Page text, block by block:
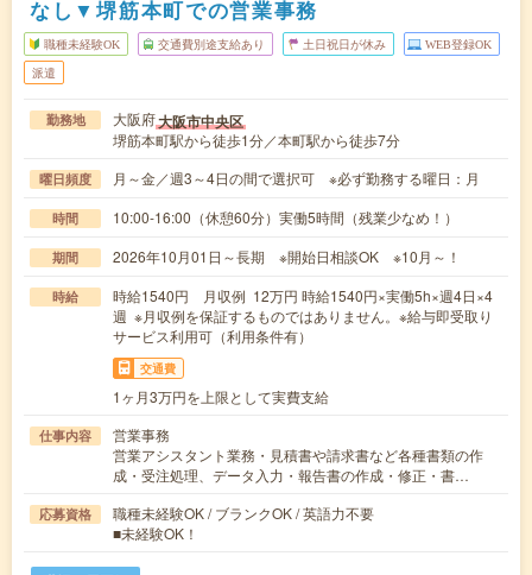
なし▼堺筋本町での営業事務
職種未経験OK 交通費別途支給あり 土日祝日が休み WEB登録OK
派遣
勤務地 大阪府大阪市中央区
堺筋本町駅から徒歩1分／本町駅から徒歩7分
曜日頻度 月～金／週3～4日の間で選択可 ※必ず勤務する曜日：月
時間 10:00-16:00（休憩60分）実働5時間（残業少なめ！）
期間 2026年10月01日～長期 ※開始日相談OK ※10月～！
時給
時給1540円 月収例 12万円 時給1540円×実働5h×週4日×4
週 ※月収例を保証するものではありません。※給与即受取り
サービス利用可（利用条件有）
交通費
1ヶ月3万円を上限として実費支給
仕事内容
営業事務
営業アシスタント業務・見積書や請求書など各種書類の作
成・受注処理、データ入力・報告書の作成・修正・書…
応募資格
職種未経験OK / ブランクOK / 英語力不要
■未経験OK！